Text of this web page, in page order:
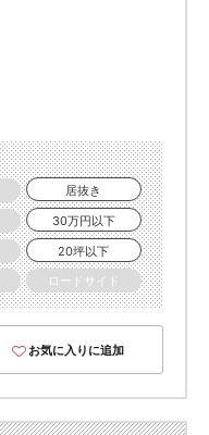
居抜き
30万円以下
20坪以下
ロードサイド
お気に入りに追加